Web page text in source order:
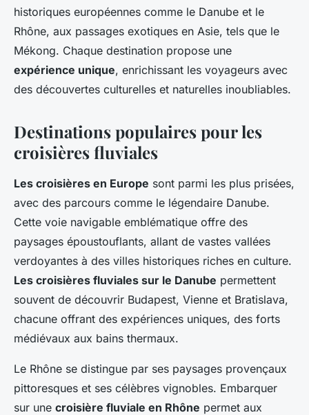
historiques européennes comme le Danube et le
Rhône, aux passages exotiques en Asie, tels que le
Mékong. Chaque destination propose une
expérience unique, enrichissant les voyageurs avec
des découvertes culturelles et naturelles inoubliables.
Destinations populaires pour les
croisières fluviales
Les croisières en Europe sont parmi les plus prisées,
avec des parcours comme le légendaire Danube.
Cette voie navigable emblématique offre des
paysages époustouflants, allant de vastes vallées
verdoyantes à des villes historiques riches en culture.
Les croisières fluviales sur le Danube permettent
souvent de découvrir Budapest, Vienne et Bratislava,
chacune offrant des expériences uniques, des forts
médiévaux aux bains thermaux.
Le Rhône se distingue par ses paysages provençaux
pittoresques et ses célèbres vignobles. Embarquer
sur une croisière fluviale en Rhône permet aux